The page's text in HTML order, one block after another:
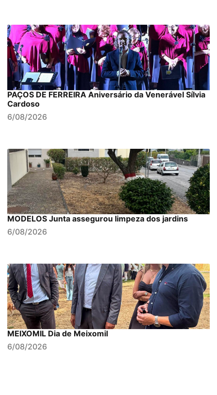
PAÇOS DE FERREIRA Aniversário da Venerável Sílvia
Cardoso
6/08/2026
MODELOS Junta assegurou limpeza dos jardins
6/08/2026
MEIXOMIL Dia de Meixomil
6/08/2026